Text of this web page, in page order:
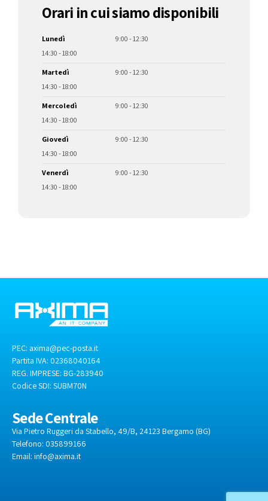
Orari in cui siamo disponibili
Lunedì
9:00 - 12:30
14:30 - 18:00
Martedì
9:00 - 12:30
14:30 - 18:00
Mercoledì
9:00 - 12:30
14:30 - 18:00
Giovedì
9:00 - 12:30
14:30 - 18:00
Venerdì
9:00 - 12:30
14:30 - 18:00
PEC: axima@pec-posta.it
Partita IVA: 02368040164
REG. IMPRESE: BG-283940
Codice SDI: SUBM70N
Sede Centrale
Via Pietro Ruggeri da Stabello, 49/B, 24123 Bergamo (BG)
Telefono: 035899166
Email: info@axima.it